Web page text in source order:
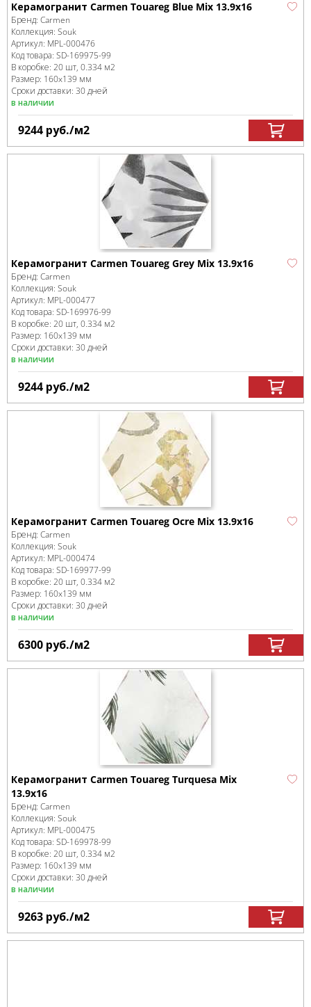
Керамогранит Carmen Touareg Blue Mix 13.9х16
Бренд: Carmen
Коллекция: Souk
Артикул: MPL-000476
Код товара: SD-169975-99
В коробке: 20 шт, 0.334 м2
Размер: 160x139 мм
Сроки доставки: 30 дней
в наличии
9244 руб./м2
Керамогранит Carmen Touareg Grey Mix 13.9х16
Бренд: Carmen
Коллекция: Souk
Артикул: MPL-000477
Код товара: SD-169976-99
В коробке: 20 шт, 0.334 м2
Размер: 160x139 мм
Сроки доставки: 30 дней
в наличии
9244 руб./м2
Керамогранит Carmen Touareg Ocre Mix 13.9х16
Бренд: Carmen
Коллекция: Souk
Артикул: MPL-000474
Код товара: SD-169977-99
В коробке: 20 шт, 0.334 м2
Размер: 160x139 мм
Сроки доставки: 30 дней
в наличии
6300 руб./м2
Керамогранит Carmen Touareg Turquesa Mix
13.9х16
Бренд: Carmen
Коллекция: Souk
Артикул: MPL-000475
Код товара: SD-169978-99
В коробке: 20 шт, 0.334 м2
Размер: 160x139 мм
Сроки доставки: 30 дней
в наличии
9263 руб./м2